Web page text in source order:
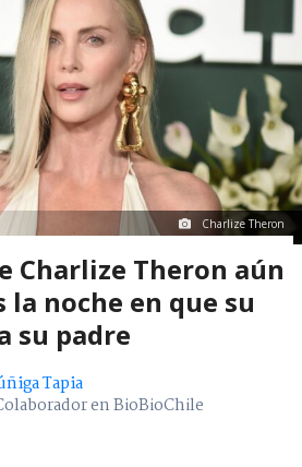
Charlize Theron
Charlize Theron aún
noche en que su
su padre
Tapia
en BioBioChile